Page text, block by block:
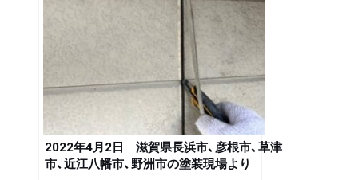
2022年4月2日 滋賀県長浜市、彦根市、草津
市、近江八幡市、野洲市の塗装現場より